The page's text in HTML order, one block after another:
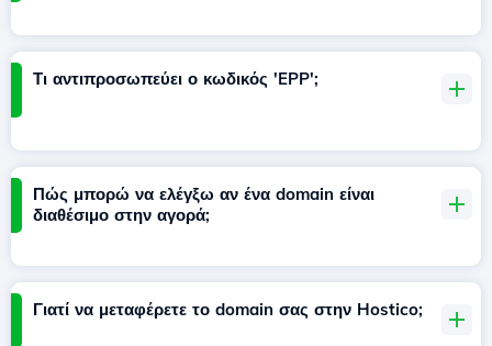
Τι αντιπροσωπεύει ο κωδικός 'EPP';
Πώς μπορώ να ελέγξω αν ένα domain είναι
διαθέσιμο στην αγορά;
Γιατί να μεταφέρετε το domain σας στην Hostico;